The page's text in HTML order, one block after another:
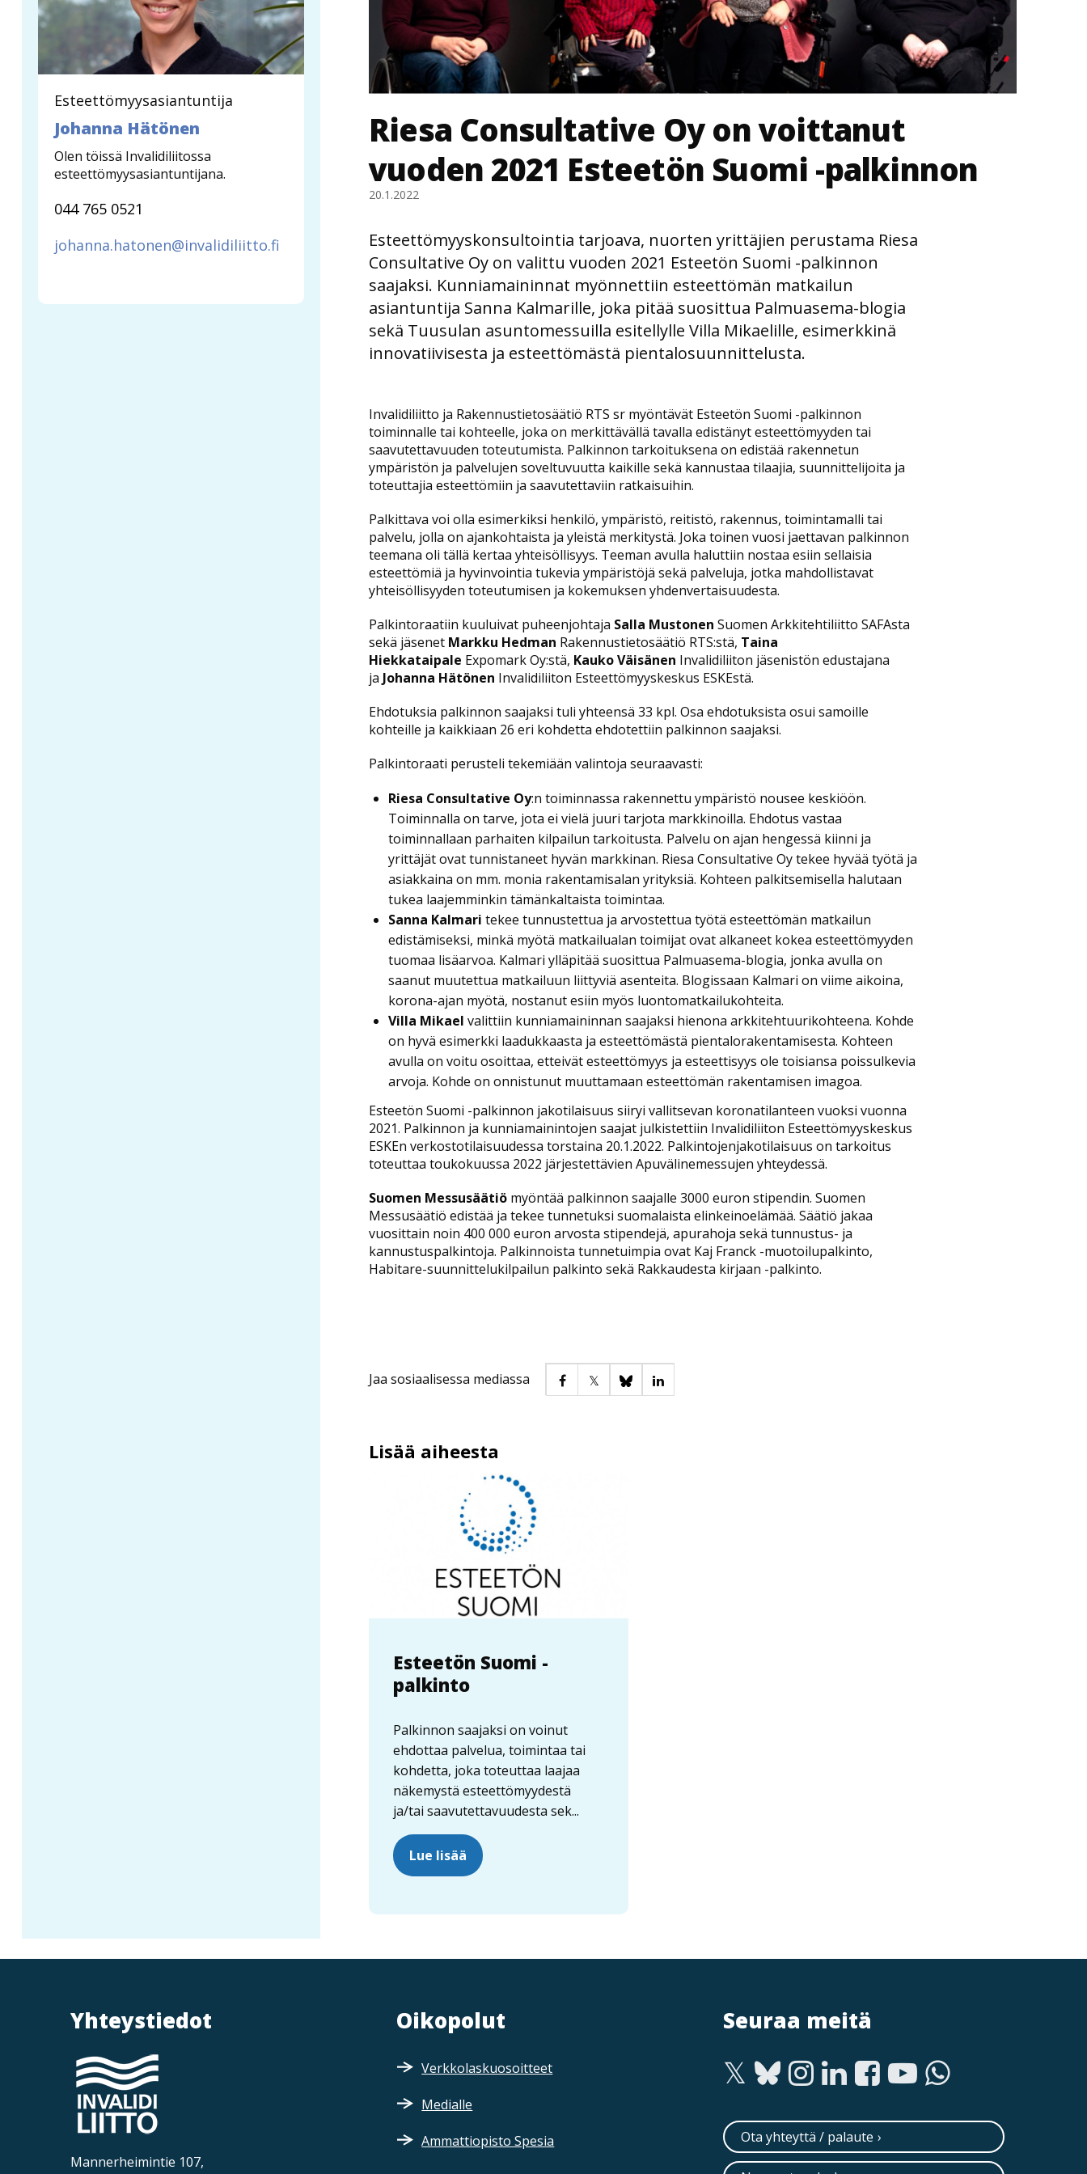
Esteettömyysasiantuntija
Johanna Hätönen
Olen töissä Invalidiliitossa
esteettömyysasiantuntijana.
044 765 0521
johanna.hatonen@invalidiliitto.fi
Riesa Consultative Oy on voittanut
vuoden 2021 Esteetön Suomi -palkinnon
20.1.2022
Esteettömyyskonsultointia tarjoava, nuorten yrittäjien perustama Riesa
Consultative Oy on valittu vuoden 2021 Esteetön Suomi -palkinnon
saajaksi. Kunniamaininnat myönnettiin esteettömän matkailun
asiantuntija Sanna Kalmarille, joka pitää suosittua Palmuasema-blogia
sekä Tuusulan asuntomessuilla esitellylle Villa Mikaelille, esimerkkinä
innovatiivisesta ja esteettömästä pientalosuunnittelusta.
Invalidiliitto ja Rakennustietosäätiö RTS sr myöntävät Esteetön Suomi -palkinnon
toiminnalle tai kohteelle, joka on merkittävällä tavalla edistänyt esteettömyyden tai
saavutettavuuden toteutumista. Palkinnon tarkoituksena on edistää rakennetun
ympäristön ja palvelujen soveltuvuutta kaikille sekä kannustaa tilaajia, suunnittelijoita ja
toteuttajia esteettömiin ja saavutettaviin ratkaisuihin.
Palkittava voi olla esimerkiksi henkilö, ympäristö, reitistö, rakennus, toimintamalli tai
palvelu, jolla on ajankohtaista ja yleistä merkitystä. Joka toinen vuosi jaettavan palkinnon
teemana oli tällä kertaa yhteisöllisyys. Teeman avulla haluttiin nostaa esiin sellaisia
esteettömiä ja hyvinvointia tukevia ympäristöjä sekä palveluja, jotka mahdollistavat
yhteisöllisyyden toteutumisen ja kokemuksen yhdenvertaisuudesta.
Palkintoraatiin kuuluivat puheenjohtaja Salla Mustonen Suomen Arkkitehtiliitto SAFAsta
sekä jäsenet Markku Hedman Rakennustietosäätiö RTS:stä, Taina
Hiekkataipale Expomark Oy:stä, Kauko Väisänen Invalidiliiton jäsenistön edustajana
ja Johanna Hätönen Invalidiliiton Esteettömyyskeskus ESKEstä.
Ehdotuksia palkinnon saajaksi tuli yhteensä 33 kpl. Osa ehdotuksista osui samoille
kohteille ja kaikkiaan 26 eri kohdetta ehdotettiin palkinnon saajaksi.
Palkintoraati perusteli tekemiään valintoja seuraavasti:
Riesa Consultative Oy:n toiminnassa rakennettu ympäristö nousee keskiöön.
Toiminnalla on tarve, jota ei vielä juuri tarjota markkinoilla. Ehdotus vastaa
toiminnallaan parhaiten kilpailun tarkoitusta. Palvelu on ajan hengessä kiinni ja
yrittäjät ovat tunnistaneet hyvän markkinan. Riesa Consultative Oy tekee hyvää työtä ja
asiakkaina on mm. monia rakentamisalan yrityksiä. Kohteen palkitsemisella halutaan
tukea laajemminkin tämänkaltaista toimintaa.
Sanna Kalmari tekee tunnustettua ja arvostettua työtä esteettömän matkailun
edistämiseksi, minkä myötä matkailualan toimijat ovat alkaneet kokea esteettömyyden
tuomaa lisäarvoa. Kalmari ylläpitää suosittua Palmuasema-blogia, jonka avulla on
saanut muutettua matkailuun liittyviä asenteita. Blogissaan Kalmari on viime aikoina,
korona-ajan myötä, nostanut esiin myös luontomatkailukohteita.
Villa Mikael valittiin kunniamaininnan saajaksi hienona arkkitehtuurikohteena. Kohde
on hyvä esimerkki laadukkaasta ja esteettömästä pientalorakentamisesta. Kohteen
avulla on voitu osoittaa, etteivät esteettömyys ja esteettisyys ole toisiansa poissulkevia
arvoja. Kohde on onnistunut muuttamaan esteettömän rakentamisen imagoa.
Esteetön Suomi -palkinnon jakotilaisuus siiryi vallitsevan koronatilanteen vuoksi vuonna
2021. Palkinnon ja kunniamainintojen saajat julkistettiin Invalidiliiton Esteettömyyskeskus
ESKEn verkostotilaisuudessa torstaina 20.1.2022. Palkintojenjakotilaisuus on tarkoitus
toteuttaa toukokuussa 2022 järjestettävien Apuvälinemessujen yhteydessä.
Suomen Messusäätiö myöntää palkinnon saajalle 3000 euron stipendin. Suomen
Messusäätiö edistää ja tekee tunnetuksi suomalaista elinkeinoelämää. Säätiö jakaa
vuosittain noin 400 000 euron arvosta stipendejä, apurahoja sekä tunnustus- ja
kannustuspalkintoja. Palkinnoista tunnetuimpia ovat Kaj Franck -muotoilupalkinto,
Habitare-suunnittelukilpailun palkinto sekä Rakkaudesta kirjaan -palkinto.
Jaa sosiaalisessa mediassa
Lisää aiheesta
Esteetön Suomi -
palkinto
Palkinnon saajaksi on voinut
ehdottaa palvelua, toimintaa tai
kohdetta, joka toteuttaa laajaa
näkemystä esteettömyydestä
ja/tai saavutettavuudesta sek...
Lue lisää
Yhteystiedot
Mannerheimintie 107,
Oikopolut
Verkkolaskuosoitteet
Medialle
Ammattiopisto Spesia
Seuraa meitä
Ota yhteyttä / palaute